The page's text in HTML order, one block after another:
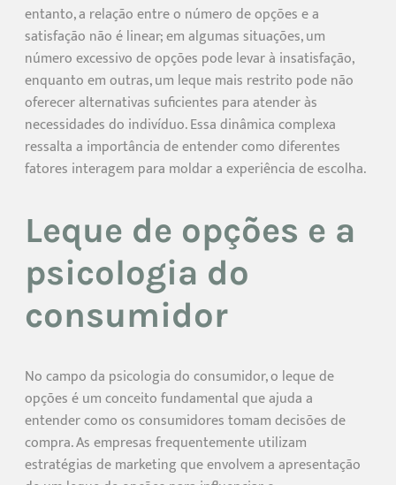
entanto, a relação entre o número de opções e a
satisfação não é linear; em algumas situações, um
número excessivo de opções pode levar à insatisfação,
enquanto em outras, um leque mais restrito pode não
oferecer alternativas suficientes para atender às
necessidades do indivíduo. Essa dinâmica complexa
ressalta a importância de entender como diferentes
fatores interagem para moldar a experiência de escolha.
Leque de opções e a
psicologia do
consumidor
No campo da psicologia do consumidor, o leque de
opções é um conceito fundamental que ajuda a
entender como os consumidores tomam decisões de
compra. As empresas frequentemente utilizam
estratégias de marketing que envolvem a apresentação